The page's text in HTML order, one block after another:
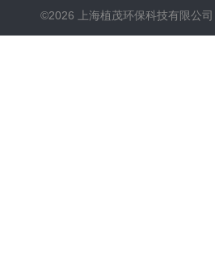
©2026 上海植茂环保科技有限公